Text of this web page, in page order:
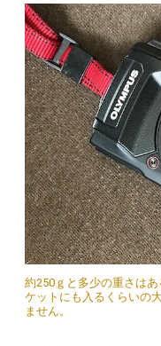
約250ｇと多少の重さは
ケットにも入るくらいの
ません。